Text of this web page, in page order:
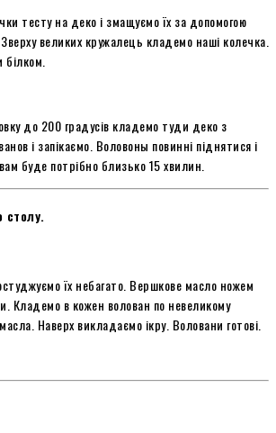
тесту на деко і змащуємо їх за допомогою
великих кружалець кладемо наші колечка.
до 200 градусів кладемо туди деко з
і запікаємо. Воловоны повинні піднятися і
буде потрібно близько 15 хвилин.
їх небагато. Вершкове масло ножем
Кладемо в кожен волован по невеликому
Наверх викладаємо ікру. Воловани готові.